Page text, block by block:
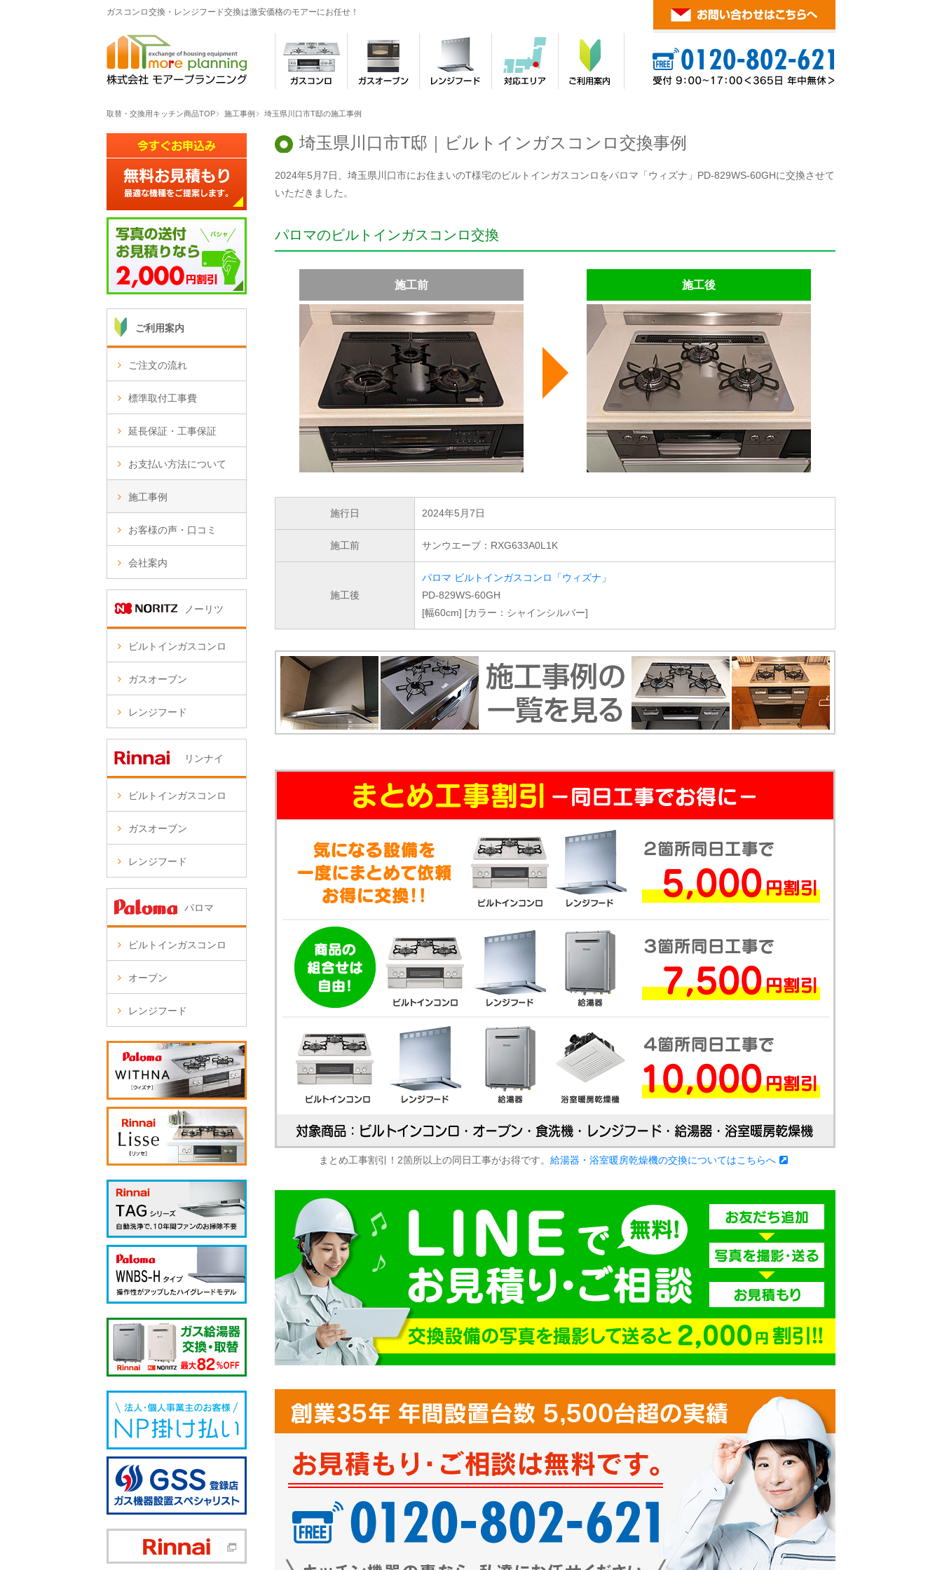
ガスコンロ交換・レンジフード交換は激安価格のモアーにお任せ！
取替・交換用キッチン商品TOP 施工事例 埼玉県川口市T邸の施工事例
埼玉県川口市T邸｜ビルトインガスコンロ交換事例
2024年5月7日、埼玉県川口市にお住まいのT様宅のビルトインガスコンロをパロマ「ウィズナ」PD-829WS-60GHに交換させて
いただきました。
パロマのビルトインガスコンロ交換
施工前 施工後
施行日 2024年5月7日
施工前 サンウエーブ：RXG633A0L1K
施工後
パロマ ビルトインガスコンロ「ウィズナ」
PD-829WS-60GH
[幅60cm] [カラー：シャインシルバー]
まとめ工事割引！2箇所以上の同日工事がお得です。 給湯器・浴室暖房乾燥機の交換についてはこちらへ
ご利用案内
ご注文の流れ
標準取付工事費
延長保証・工事保証
お支払い方法について
施工事例
お客様の声・口コミ
会社案内
ノーリツ
ビルトインガスコンロ
ガスオーブン
レンジフード
リンナイ
ビルトインガスコンロ
ガスオーブン
レンジフード
パロマ
ビルトインガスコンロ
オーブン
レンジフード